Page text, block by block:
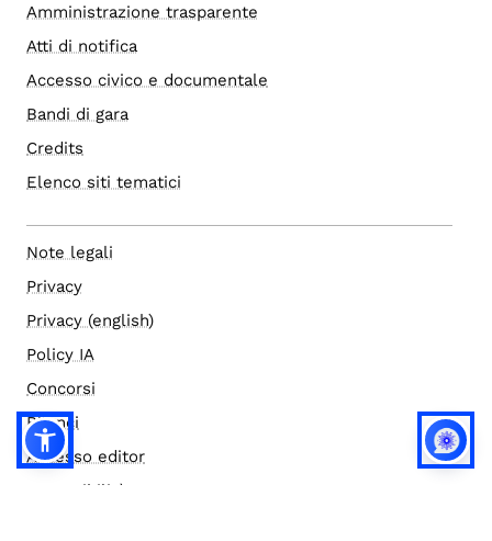
Amministrazione trasparente
Atti di notifica
Accesso civico e documentale
Bandi di gara
Credits
Elenco siti tematici
Note legali
Privacy
Privacy (english)
Policy IA
Concorsi
Bilanci
Accesso editor
Accessibilità